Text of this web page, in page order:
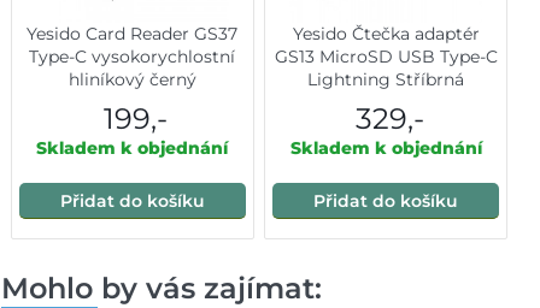
Yesido Card Reader GS37
Type-C vysokorychlostní
hliníkový černý
199,-
Skladem k objednání
Přidat do košíku
Yesido Čtečka adaptér
GS13 MicroSD USB Type-C
Lightning Stříbrná
329,-
Skladem k objednání
Přidat do košíku
Mohlo by vás zajímat: